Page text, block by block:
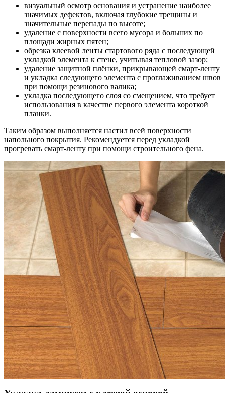
визуальный осмотр основания и устранение наиболее
значимых дефектов, включая глубокие трещины и
значительные перепады по высоте;
удаление с поверхности всего мусора и больших по
площади жирных пятен;
обрезка клеевой ленты стартового ряда с последующей
укладкой элемента к стене, учитывая тепловой зазор;
удаление защитной плёнки, прикрывающей смарт-ленту
и укладка следующего элемента с проглаживанием швов
при помощи резинового валика;
укладка последующего слоя со смещением, что требует
использования в качестве первого элемента короткой
планки.
Таким образом выполняется настил всей поверхности
напольного покрытия. Рекомендуется перед укладкой
прогревать смарт-ленту при помощи строительного фена.